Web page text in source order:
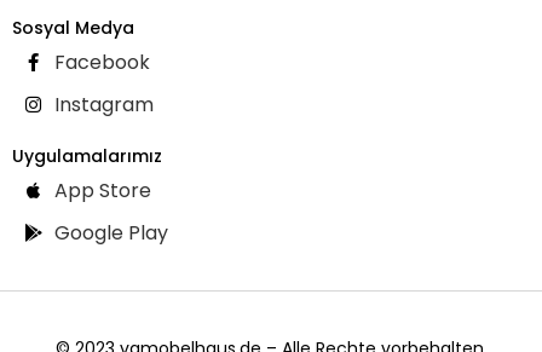
Sosyal Medya
Facebook
Instagram
Uygulamalarımız
App Store
Google Play